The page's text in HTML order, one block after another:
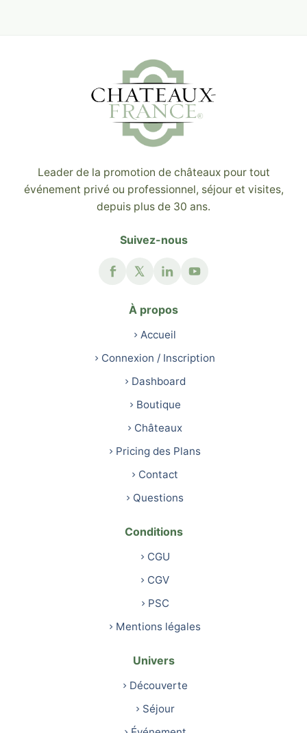
Leader de la promotion de châteaux pour tout
événement privé ou professionnel, séjour et visites,
depuis plus de 30 ans.
Suivez-nous
À propos
Accueil
Connexion / Inscription
Dashboard
Boutique
Châteaux
Pricing des Plans
Contact
Questions
Conditions
CGU
CGV
PSC
Mentions légales
Univers
Découverte
Séjour